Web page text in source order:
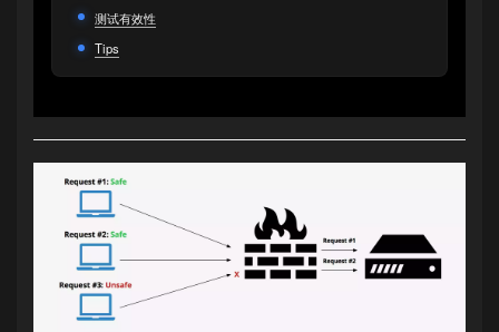
测试有效性
Tips